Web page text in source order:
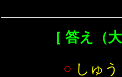
［ 答え（
○ しゅ